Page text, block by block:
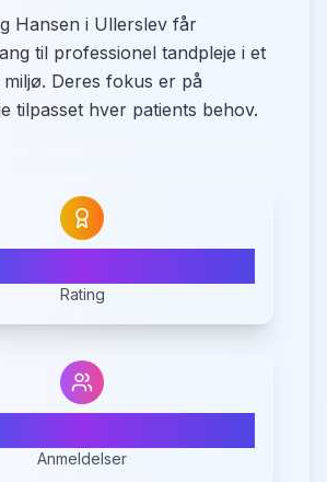
Hansen i Ullerslev får
til professionel tandpleje i et
Deres fokus er på
tilpasset hver patients behov.
Rating
Anmeldelser